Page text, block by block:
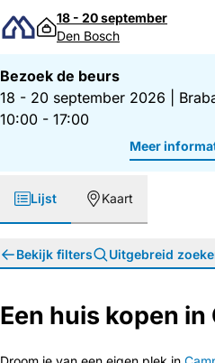
Direct naar inhoud
18 - 20 september
Den Bosch
Bezoek de beurs
18 - 20 september 2026
10:00 - 17:00
Meer
Lijst Kaart
Bekijk filters Uitgebreid
Een huis kopen in